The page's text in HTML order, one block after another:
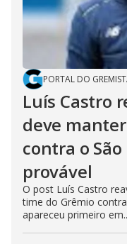
PORTAL DO
Luís Castro
deve
contra o
provável
O post Luís Castro
time do Grêmio
apareceu primeiro